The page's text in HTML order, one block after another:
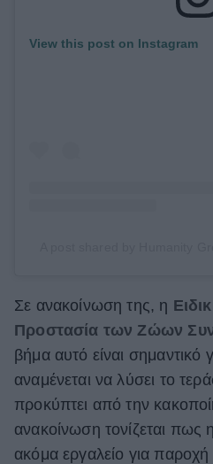
View this post on Instagram
Σε ανακοίνωση της, η
Προστασία των Ζώων
βήμα αυτό είναι σημαντικό
αναμένεται να λύσει το
προκύπτει από την
ανακοίνωση τονίζεται πως
ακόμα εργαλείο για